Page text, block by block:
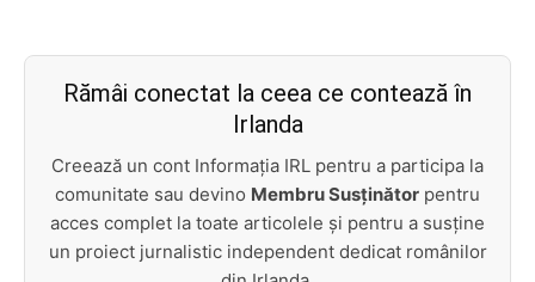
Rămâi conectat la ceea ce contează în
Irlanda
Creează un cont Informația IRL pentru a participa la
comunitate sau devino Membru Susținător pentru
acces complet la toate articolele și pentru a susține
un proiect jurnalistic independent dedicat românilor